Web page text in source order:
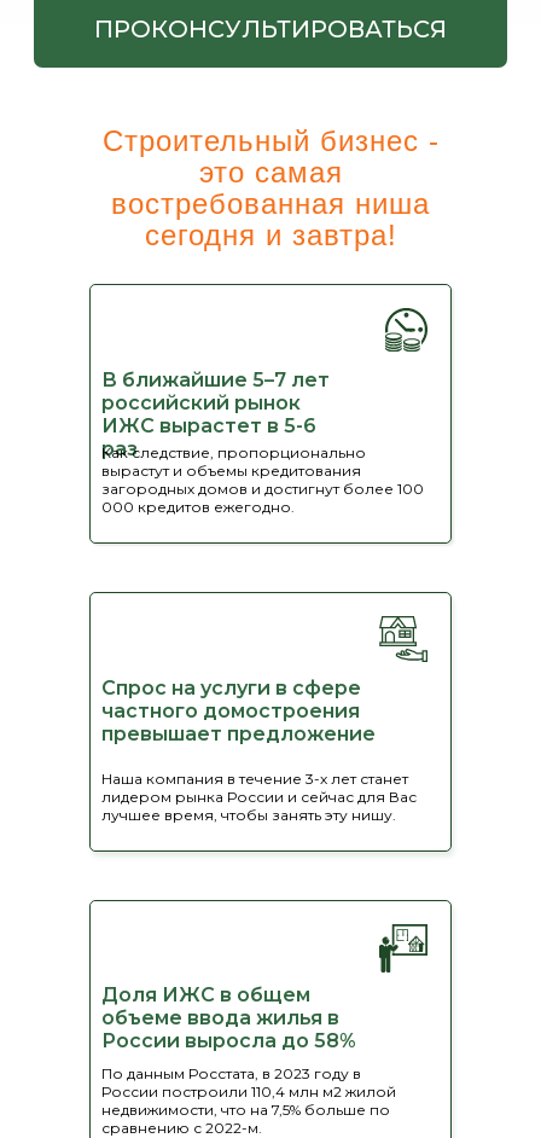
Строительный бизнес -
это самая
востребованная ниша
сегодня и завтра!
В ближайшие 5–7 лет
российский рынок
ИЖС вырастет в 5-6
раз
Как следствие, пропорционально
вырастут и объемы кредитования
загородных домов и достигнут более 100
000 кредитов ежегодно.
Доля ИЖС в общем
объеме ввода жилья в
России выросла до 58%
По данным Росстата, в 2023 году в
России построили 110,4 млн м2 жилой
недвижимости, что на 7,5% больше по
сравнению с 2022-м.
Спрос на услуги в сфере
частного домостроения
превышает предложение
Наша компания в течение 3-х лет станет
лидером рынка России и сейчас для Вас
лучшее время, чтобы занять эту нишу.